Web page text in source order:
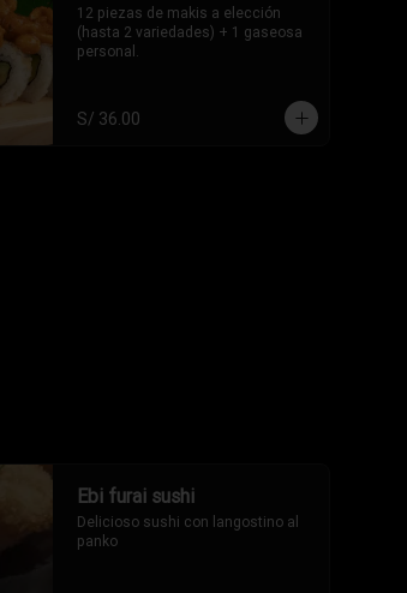
12 piezas de makis a elección
(hasta 2 variedades) + 1 gaseosa
personal.
S/ 36.00
Ebi furai sushi
Delicioso sushi con langostino al
panko